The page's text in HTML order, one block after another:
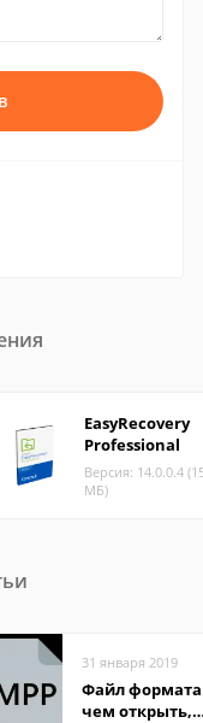
EasyRecovery
Professional
Версия: 14.0.0.4
МБ)
31 января 2019
Файл
чем открыть,